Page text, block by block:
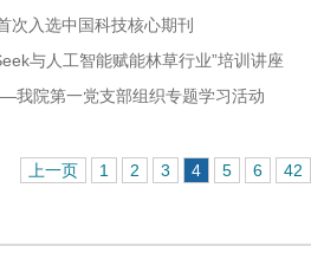
次入选中国科技核心期刊
与人工智能赋能林草行业”培训讲座
我院第一党支部组织专题学习活动
上一页 1 2 3 4 5 6 42